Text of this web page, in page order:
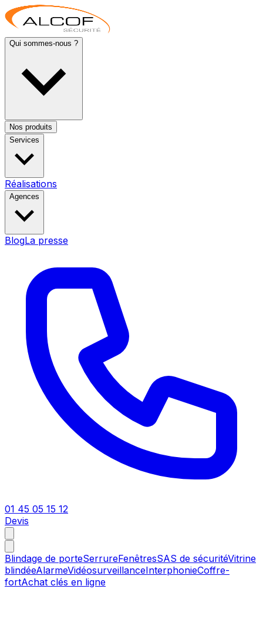
Qui sommes-nous ?
Nos produits
Services
Réalisations
Agences
BlogLa presse
01 45 05 15 12
Devis
Blindage de porteSerrureFenêtresSAS de sécuritéVitrine
blindéeAlarmeVidéosurveillanceInterphonieCoffre-
fortAchat clés en ligne